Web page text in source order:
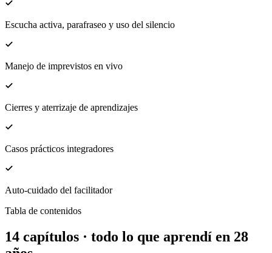
Escucha activa, parafraseo y uso del silencio
Manejo de imprevistos en vivo
Cierres y aterrizaje de aprendizajes
Casos prácticos integradores
Auto-cuidado del facilitador
Tabla de contenidos
14 capítulos · todo lo que aprendí en 28